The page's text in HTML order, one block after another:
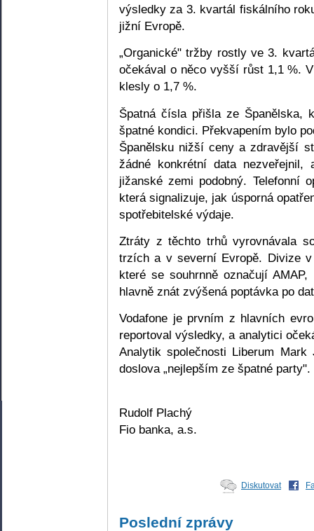
výsledky za 3. kvartál fiskálního
jižní Evropě.
„Organické" tržby rostly ve 3.
očekával o něco vyšší růst 1,1 %.
klesly o 1,7 %.
Špatná čísla přišla ze
špatné kondici. Překvapením bylo
Španělsku nižší ceny a zdravější
žádné konkrétní data
jižanské zemi podobný. Telefonní
která signalizuje, jak úsporná
spotřebitelské výdaje.
Ztráty z těchto trhů vyrovnávala
trzích a v severní Evropě. Divize
které se souhrnně označují
hlavně znát zvýšená poptávka po
Vodafone je prvním z hlavních
reportoval výsledky, a analytici
Analytik společnosti Liberum
doslova „nejlepším ze špatné party".
Rudolf Plachý
Fio banka, a.s.
Diskutovat
Poslední zprávy